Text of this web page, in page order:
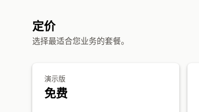
定价
选择最适合您业务的套餐。
演示版
免费